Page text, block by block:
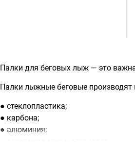
Палки для беговых лыж — это
Палки лыжные беговые производят
● стеклопластика;
● карбона;
● алюминия;